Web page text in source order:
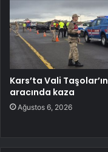
Kars’ta Vali Taşolar’ın
aracında kaza
Ağustos 6, 2026